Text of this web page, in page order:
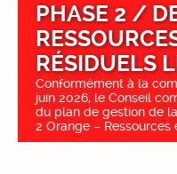
PHASE 2 /
RÉSIDUELS
Conformément à la
juin 2026, le Conseil
du plan de gestion de
2 Orange – Ressources